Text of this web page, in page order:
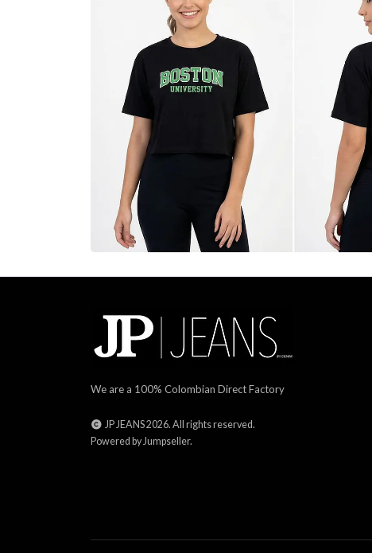
We are a 100% Colombian Direct Factory
JP JEANS 2026. All rights reserved.
Powered by Jumpseller.